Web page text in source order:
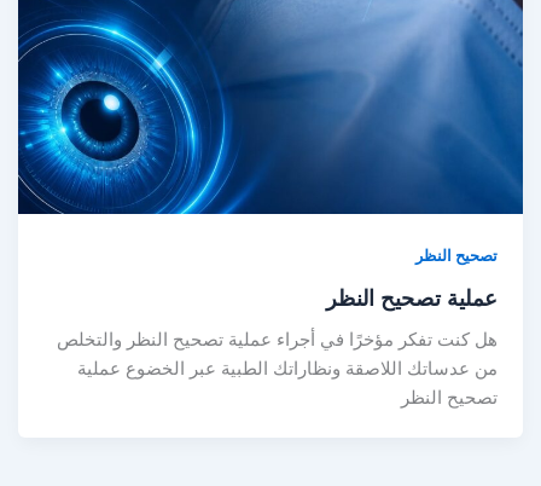
تصحيح النظر
عملية تصحيح النظر
هل كنت تفكر مؤخرًا في أجراء عملية تصحيح النظر والتخلص
من عدساتك اللاصقة ونظاراتك الطبية عبر الخضوع عملية
تصحيح النظر